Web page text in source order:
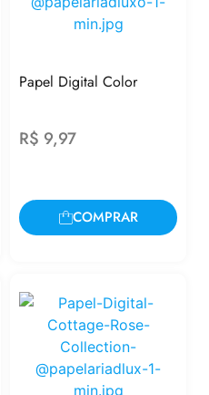
Papel Digital Color
R$ 9,97
COMPRAR